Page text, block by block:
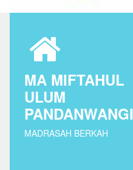
MA MIFTAHUL
ULUM
PANDANWANGI
MADRASAH BERKAH